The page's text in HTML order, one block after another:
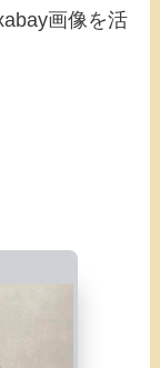
画像を活